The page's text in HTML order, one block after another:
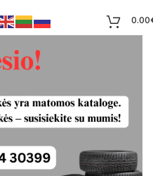
0.00
225/45R17
35.00€ Liko 1